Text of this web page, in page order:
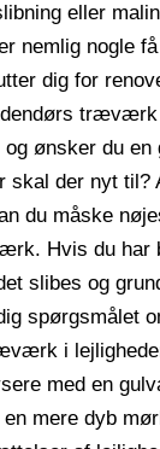
eller
nemlig nogle
dig for
træværk
ønsker du en
skal der nyt
du måske
Hvis du har
slibes og
spørgsmålet
i
med en
mere dyb